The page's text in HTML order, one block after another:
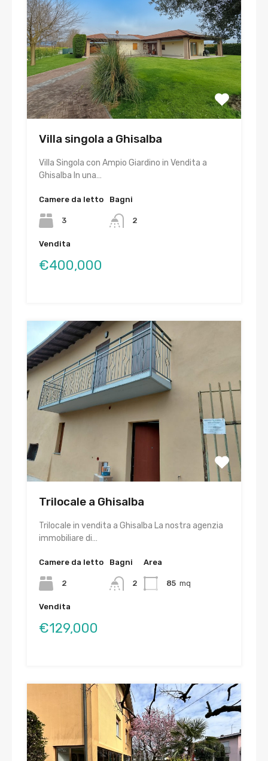
Villa singola a Ghisalba
Villa Singola con Ampio Giardino in Vendita a
Ghisalba In una…
Camere da letto
3
Bagni
2
Vendita
€400,000
Trilocale a Ghisalba
Trilocale in vendita a Ghisalba La nostra agenzia
immobiliare di…
Camere da letto
2
Bagni
2
Area
85 mq
Vendita
€129,000